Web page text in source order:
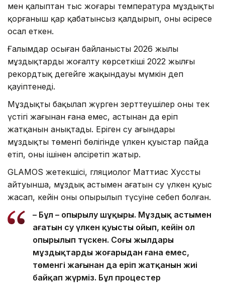
мен қалыптан тыс жоғары температура мұздықты
қорғаныш қар қабатынсыз қалдырып, оны әсіресе
осал еткен.
Ғалымдар осыған байланысты 2026 жылы
мұздықтардың жоғалту көрсеткіші 2022 жылғы
рекордтық деңгейге жақындауы мүмкін деп
қауіптенеді.
Мұздықты бақылап жүрген зерттеушілер оның тек
үстіңгі жағынан ғана емес, астынан да еріп
жатқанын анықтады. Еріген су ағындары
мұздықтың төменгі бөлігінде үлкен қуыстар пайда
етіп, оны ішінен әлсіретіп жатыр.
GLAMOS жетекшісі, гляциолог Маттиас Хусстың
айтуынша, мұздық астымен ағатын су үлкен қуыс
жасап, кейін оның опырылып түсуіне себеп болған.
– Бұл – опырылу шұңқыры. Мұздық астымен
ағатын су үлкен қуысты ойып, кейін ол
опырылып түскен. Соңғы жылдары
мұздықтардың жоғарыдан ғана емес,
төменгі жағынан да еріп жатқанын жиі
байқап жүрміз. Бұл процестер